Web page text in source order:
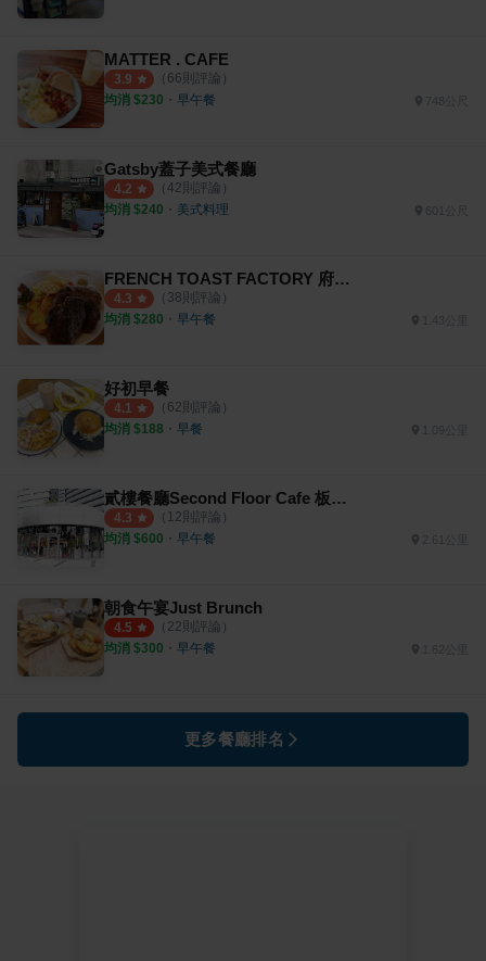
MATTER . CAFE
3.9 （ 66則評論）
均消 $230 ・ 早午餐 748公尺
Gatsby蓋子美式餐廳
4.2 （ 42則評論）
均消 $240 ・ 美式料理
FRENCH TOAST FACTORY 府中旗艦店
4.3 （ 38則評論）
均消 $280 ・ 早午餐 1.43公里
好初早餐
4.1 （ 62則評論）
均消 $188 ・ 早餐
貳樓餐廳Second Floor Cafe 板橋店
4.3 （ 12則評論）
均消 $600 ・ 早午餐
朝食午宴Just Brunch
4.5 （ 22則評論）
均消 $300 ・ 早午餐
更多餐廳排名